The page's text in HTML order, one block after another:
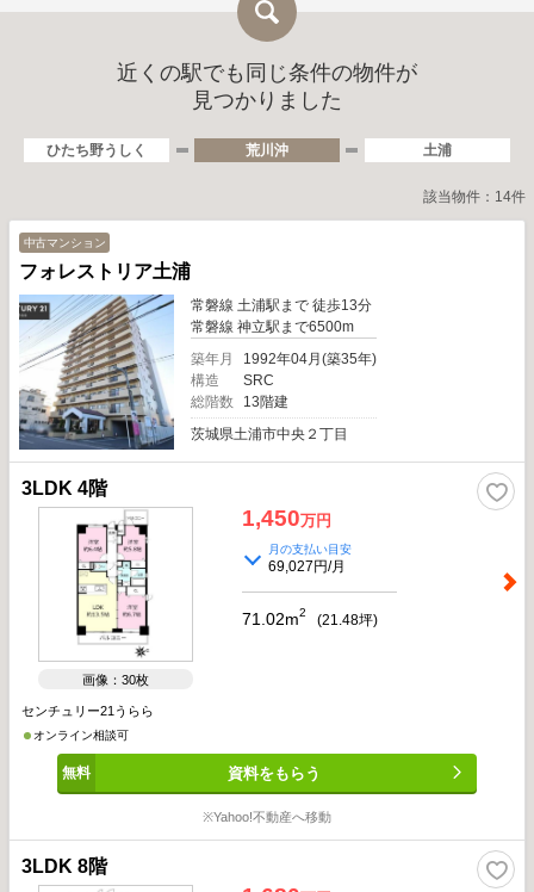
近くの駅でも同じ条件の物件が
見つかりました
ひたち野うしく 荒川沖 土浦
該当物件：14件
中古マンション
フォレストリア土浦
常磐線 土浦駅まで 徒歩13分
常磐線 神立駅まで6500m
築年月
1992年04月(築35年)
構造
SRC
総階数
13階建
茨城県土浦市中央２丁目
3LDK 4階
画像：30枚
1,450万円
月の支払い目安
69,027円/月
71.02m2 (21.48坪)
センチュリー21うらら
オンライン相談可
資料をもらう
※Yahoo!不動産へ移動
3LDK 8階